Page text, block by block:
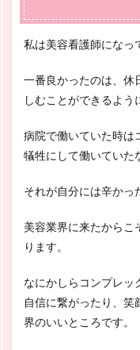
私は美容看護師になっ
一番良かったのは、休
しむことができるよう
病院で働いていた時は
犠牲にして働いていた
それが自分には辛かっ
美容業界に来たからこ
ります。
なにかしらコンプレッ
自信に繋がったり、
界のいいところです。